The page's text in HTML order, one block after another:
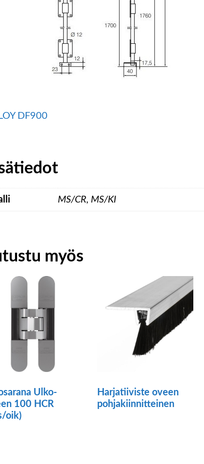
DF900
MS/CR, MS/KI
myös
Ulko-
100 HCR
oik)
Harjatiiviste oveen
pohjakiinnitteinen